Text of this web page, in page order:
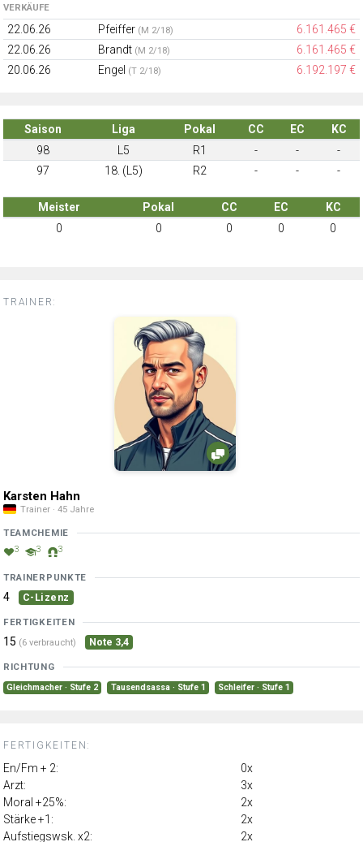
VERKÄUFE
22.06.26 Pfeiffer (M 2/18)
6.161.465 €
22.06.26
Brandt (M 2/18)
6.161.465 €
20.06.26
Engel (T 2/18) 6.192.197 €
Saison Liga Pokal CC EC
KC
98
L5 R1 - -
-
97
18. (L5) R2 - - -
Meister Pokal CC EC
KC
0
0 0 0 0
TRAINER:
Karsten Hahn
Trainer · 45 Jahre
TEAMCHEMIE
3 3 3
TRAINERPUNKTE
4 C-Lizenz
FERTIGKEITEN
15 (6 verbraucht) Note 3,4
RICHTUNG
Gleichmacher · Stufe 2 Tausendsassa · Stufe 1 Schleifer · Stufe 1
FERTIGKEITEN:
En/Fm + 2:
0x
Arzt:
3x
Moral +25%:
2x
Stärke +1:
2x
Aufstiegswsk. x2:
2x